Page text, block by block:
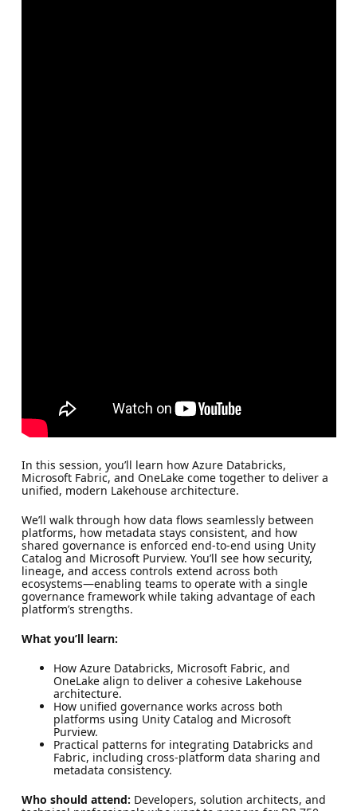
In this session, you’ll learn how Azure Databricks,
Microsoft Fabric, and OneLake come together to deliver a
unified, modern Lakehouse architecture.
We’ll walk through how data flows seamlessly between
platforms, how metadata stays consistent, and how
shared governance is enforced end‑to‑end using Unity
Catalog and Microsoft Purview. You’ll see how security,
lineage, and access controls extend across both
ecosystems—enabling teams to operate with a single
governance framework while taking advantage of each
platform’s strengths.
What you’ll learn:
How Azure Databricks, Microsoft Fabric, and
OneLake align to deliver a cohesive Lakehouse
architecture.
How unified governance works across both
platforms using Unity Catalog and Microsoft
Purview.
Practical patterns for integrating Databricks and
Fabric, including cross-platform data sharing and
metadata consistency.
Who should attend: Developers, solution architects, and